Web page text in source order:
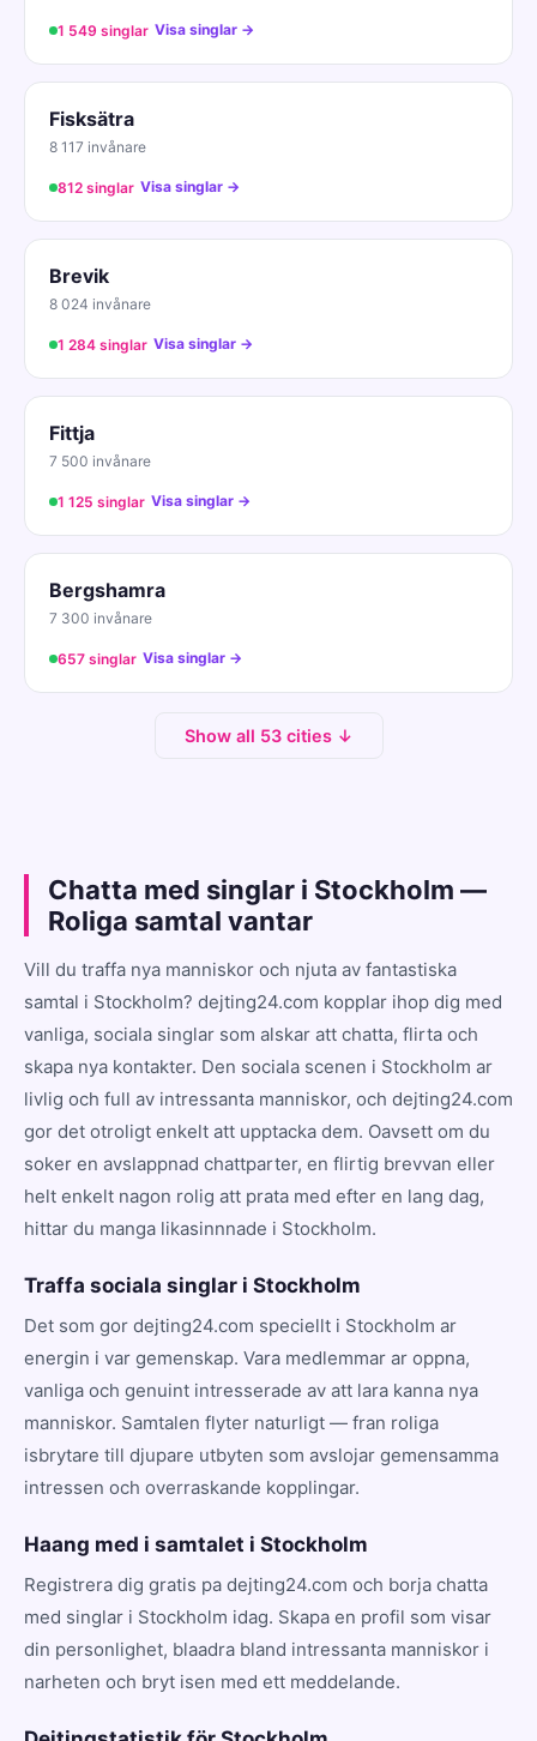
1 549 singlar Visa singlar →
Fisksätra
8 117 invånare
812 singlar Visa singlar →
Brevik
8 024 invånare
1 284 singlar Visa singlar →
Fittja
7 500 invånare
1 125 singlar Visa singlar →
Bergshamra
7 300 invånare
657 singlar Visa singlar →
Show all 53 cities ↓
Chatta med singlar i Stockholm —
Roliga samtal vantar
Vill du traffa nya manniskor och njuta av fantastiska
samtal i Stockholm? dejting24.com kopplar ihop dig med
vanliga, sociala singlar som alskar att chatta, flirta och
skapa nya kontakter. Den sociala scenen i Stockholm ar
livlig och full av intressanta manniskor, och dejting24.com
gor det otroligt enkelt att upptacka dem. Oavsett om du
soker en avslappnad chattparter, en flirtig brevvan eller
helt enkelt nagon rolig att prata med efter en lang dag,
hittar du manga likasinnnade i Stockholm.
Traffa sociala singlar i Stockholm
Det som gor dejting24.com speciellt i Stockholm ar
energin i var gemenskap. Vara medlemmar ar oppna,
vanliga och genuint intresserade av att lara kanna nya
manniskor. Samtalen flyter naturligt — fran roliga
isbrytare till djupare utbyten som avslojar gemensamma
intressen och overraskande kopplingar.
Haang med i samtalet i Stockholm
Registrera dig gratis pa dejting24.com och borja chatta
med singlar i Stockholm idag. Skapa en profil som visar
din personlighet, blaadra bland intressanta manniskor i
narheten och bryt isen med ett meddelande.